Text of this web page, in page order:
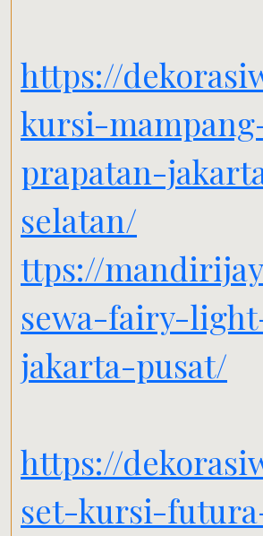
https://
kursi-
prapatan-
selatan/
ttps://
sewa-fairy-
jakarta-pusat/
https://
set-kursi-